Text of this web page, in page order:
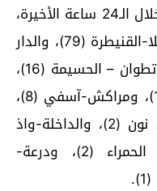
وتتوزع حالات الإصابة المسجلة، خلال الـ24 ساعة الأخيرة،
عبر جهات المملكة بين الرباط-سلا-القنيطرة (79)، والدار
البيضاء-سطات (128)، وطنجة – تطوان – الحسيمة (16)،
وفاس-مكناس (7)، والشرق (13)، ومراكش-آسفي (8)،
وسوس-ماسة (2)، وكلميم-واد نون (2)، والداخلة-واذ
الذهب (2)، والعيون-الساقية الحمراء (2)، ودرعة-